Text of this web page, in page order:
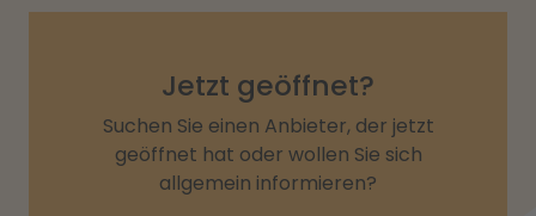
Jetzt geöffnet?
Suchen Sie einen Anbieter, der jetzt
geöffnet hat oder wollen Sie sich
allgemein informieren?